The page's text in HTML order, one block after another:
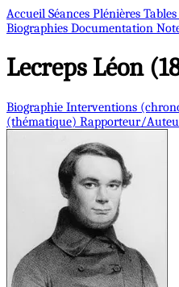
Accueil Séances Plénières
Biographies Documentation
Lecreps Léon
Biographie Interventions
(thématique) Rapporteur/